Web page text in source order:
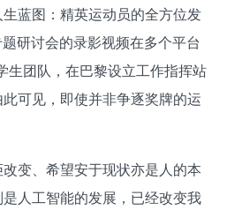
蓝图：精英运动员的全方位发
研讨会的录影视频在多个平台
生团队，在巴黎设立工作指挥站
可见，即使并非争逐奖牌的运
变、希望安于现状亦是人的本
人工智能的发展，已经改变我